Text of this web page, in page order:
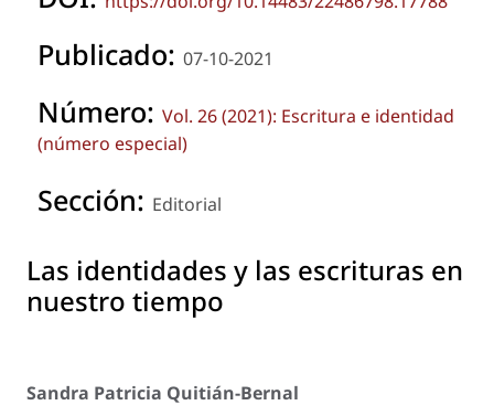
Publicado: 07-10-2021
Número: Vol. 26 (2021): Escritura e identidad
(número especial)
Sección: Editorial
Las identidades y las escrituras en
nuestro tiempo
Sandra Patricia Quitián-Bernal